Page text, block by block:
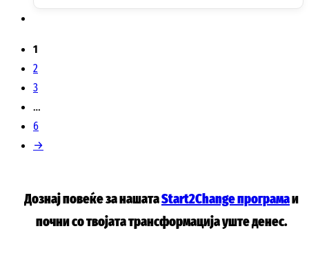
1
2
3
…
6
→
Дознај повеќе за нашатаStart2Change програмаи
почни со твојата трансформација уште денес.